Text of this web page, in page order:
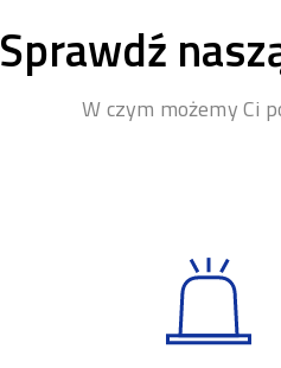
Sprawdź
W czym możemy Ci